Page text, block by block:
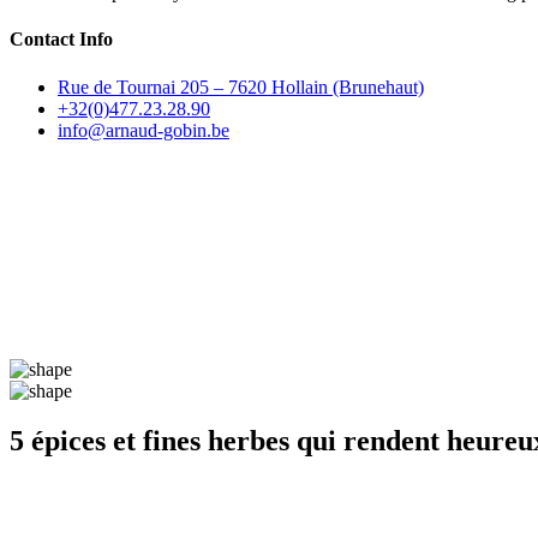
Contact Info
Rue de Tournai 205 – 7620 Hollain (Brunehaut)
+32(0)477.23.28.90
info@arnaud-gobin.be
5 épices et fines herbes qui rendent